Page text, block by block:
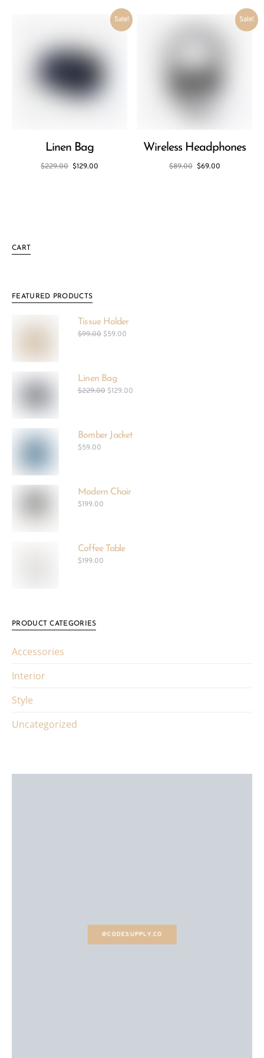
Sale!
Linen Bag
$229.00 $129.00
Sale!
Wireless Headphones
$89.00 $69.00
CART
FEATURED PRODUCTS
Tissue Holder
$99.00 $59.00
Linen Bag
$229.00 $129.00
Bomber Jacket
$59.00
Modern Chair
$199.00
Coffee Table
$199.00
PRODUCT CATEGORIES
Accessories
Interior
Style
Uncategorized
@CODESUPPLY.CO